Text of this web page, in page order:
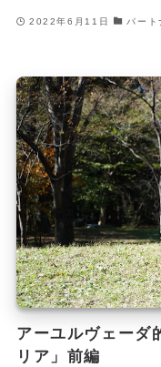
2022年6月11日 パート
アーユルヴェーダ
リア」前編